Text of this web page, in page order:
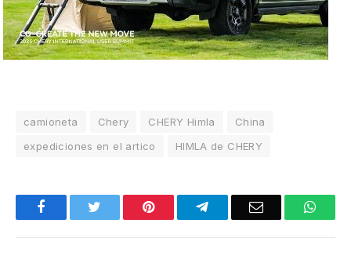
camioneta Chery CHERY Himla
China
expediciones en el artico
HIMLA de CHERY
Facebook Pinterest TelegramEmail